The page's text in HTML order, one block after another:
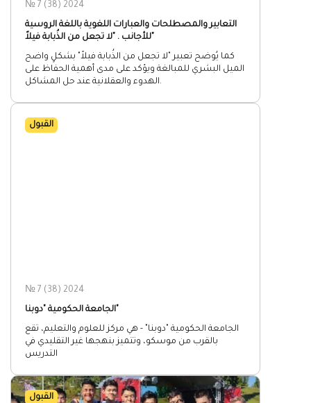
№ 7 (38) 2024
التعابير والمصطلحات والعبارات اللغوية باللغة الروسية
كما يُوضح تعبير "لا تجعل من الذُبابة فيلاً" بشكلٍ واضح
الميل البشري للمبالغة ويؤكد على مدى أهمية الحفاظ على
الهدوء والعقلانية عند حل المشاكل.
القبول
№ 7 (38) 2024
الجامعة الحكومية "دوبنا" - هي مركز للعلوم والتعليم، تقع
بالقرب من موسكو، وتتميز بنهجها غير التقليدي في
التدريس
القبول